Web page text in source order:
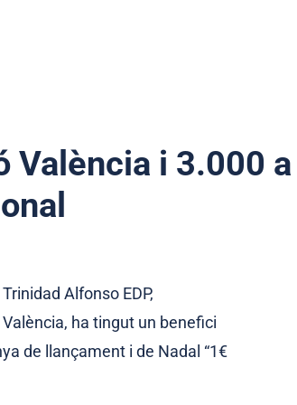
i 3.000
Alfonso EDP,
ha tingut un benefici
de llançament i de Nadal “1€